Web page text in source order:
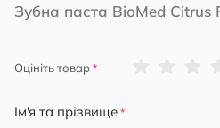
Зубна паста BioMed Citrus
Оцініть товар
Ім'я та прізвище